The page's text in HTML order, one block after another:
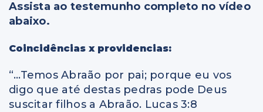
Assista ao testemunho completo no vídeo
abaixo.
Coincidências x providencias:
“…Temos Abraão por pai; porque eu vos
digo que até destas pedras pode Deus
suscitar filhos a Abraão. Lucas 3:8